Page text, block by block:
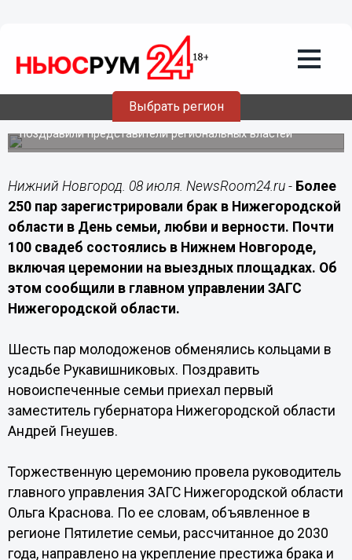
Выбрать регион
08.07.202615:00
Более 250 браков зарегистрировали в
Нижегородской области 8 июля
Свадьбы прошли в Нижнем Новгороде, молодоженов
поздравили представители региональных властей
Нижний Новгород. 08 июля. NewsRoom24.ru - Более
250 пар зарегистрировали брак в Нижегородской
области в День семьи, любви и верности. Почти
100 свадеб состоялись в Нижнем Новгороде,
включая церемонии на выездных площадках. Об
этом сообщили в главном управлении ЗАГС
Нижегородской области.
Шесть пар молодоженов обменялись кольцами в
усадьбе Рукавишниковых. Поздравить
новоиспеченные семьи приехал первый
заместитель губернатора Нижегородской области
Андрей Гнеушев.
Торжественную церемонию провела руководитель
главного управления ЗАГС Нижегородской области
Ольга Краснова. По ее словам, объявленное в
регионе Пятилетие семьи, рассчитанное до 2030
года, направлено на укрепление престижа брака и